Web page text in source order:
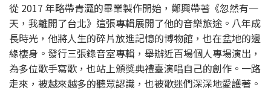
從 2017 年略帶青澀的畢業製作開始，鄭興帶著《忽然有一
天，我離開了台北》這張專輯展開了他的音樂旅途。八年成
長時光，他將人生的碎片放進記憶的博物館，也在盆地的邊
緣棲身。發行三張錄音室專輯，舉辦近百場個人專場演出，
為多位歌手寫歌，也站上頒獎典禮臺演唱自己的創作。一路
走來，被越來越多的聽眾認識，也被歌迷們深深地愛護著。